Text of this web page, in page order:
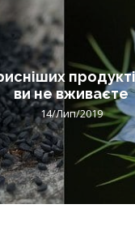
ви не вживаєте
14/Лип/2019